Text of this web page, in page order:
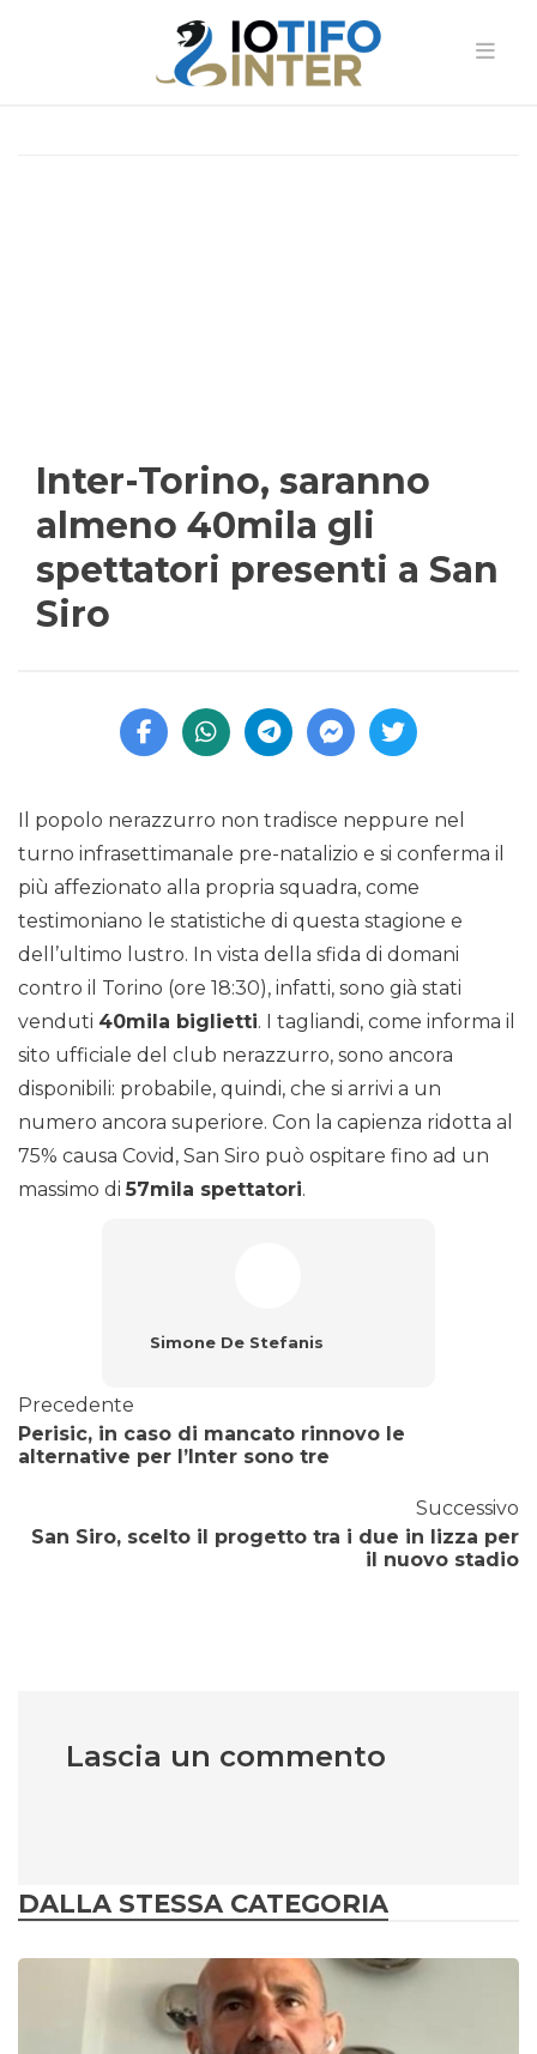
Inter-Torino, saranno
almeno 40mila gli
spettatori presenti a San
Siro
Il popolo nerazzurro non tradisce neppure nel
turno infrasettimanale pre-natalizio e si conferma il
più affezionato alla propria squadra, come
testimoniano le statistiche di questa stagione e
dell’ultimo lustro. In vista della sfida di domani
contro il Torino (ore 18:30), infatti, sono già stati
venduti 40mila biglietti. I tagliandi, come informa il
sito ufficiale del club nerazzurro, sono ancora
disponibili: probabile, quindi, che si arrivi a un
numero ancora superiore. Con la capienza ridotta al
75% causa Covid, San Siro può ospitare fino ad un
massimo di57mila spettatori.
Simone De Stefanis
Precedente
Perisic, in caso di mancato rinnovo le
alternative per l’Inter sono tre
Successivo
San Siro, scelto il progetto tra i due in lizza per
il nuovo stadio
Lascia un commento
DALLA STESSA CATEGORIA